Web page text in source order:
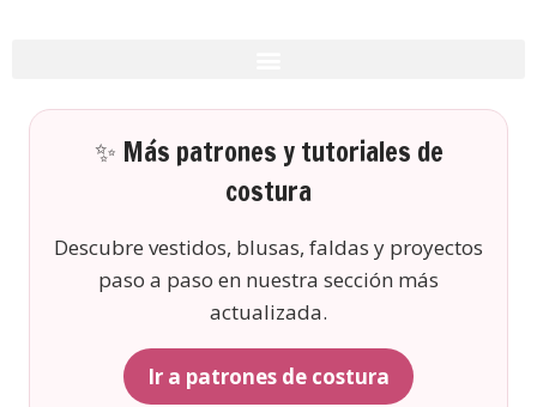
✨ Más patrones y tutoriales de
costura
Descubre vestidos, blusas, faldas y proyectos
paso a paso en nuestra sección más
actualizada.
Ir a patrones de costura